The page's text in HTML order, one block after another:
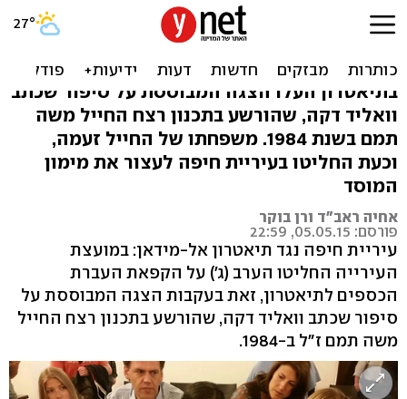
בגלל הצגה על מחבל: עיריית
חיפה נגד תיאטרון אל-מידאן
בתיאטרון העלו הצגה המבוססת על סיפור שכתב
וואליד דקה, שהורשע בתכנון רצח החייל משה
תמם בשנת 1984. משפחתו של החייל זעמה,
וכעת החליטו בעיריית חיפה לעצור את מימון
המוסד
אחיה ראב"ד ורן בוקר
פורסם: 05.05.15, 22:59
עיריית חיפה נגד תיאטרון אל-מידאן: במועצת
העירייה החליטו הערב (ג׳) על הקפאת העברת
הכספים לתיאטרון, זאת בעקבות הצגה המבוססת על
סיפור שכתב וואליד דקה, שהורשע בתכנון רצח החייל
משה תמם ז״ל ב-1984.